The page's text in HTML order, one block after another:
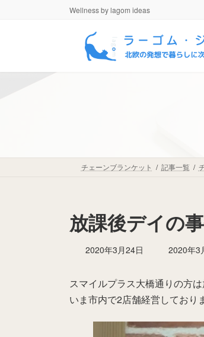
Wellness by lagom ideas
チェーンブランケット 記事一覧
放課後デイの
2020年3月24日
最
新
日
:
2020年3
スマイルプラス大橋通りの方
いま市内で2店舗経営しており